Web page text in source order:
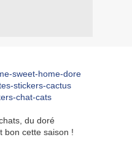
du doré
bon cette saison !